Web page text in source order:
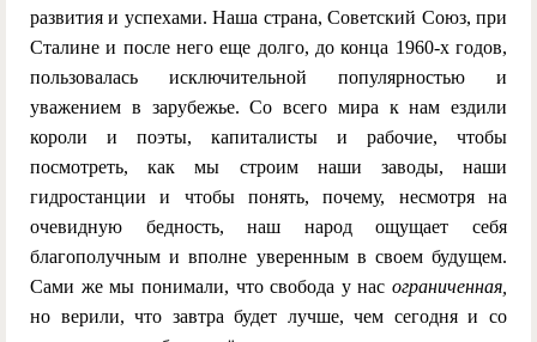
развития и успехами. Наша страна, Советский Союз, при
Сталине и после него еще долго, до конца 1960-х годов,
пользовалась исключительной популярностью и
уважением в зарубежье. Со всего мира к нам ездили
короли и поэты, капиталисты и рабочие, чтобы
посмотреть, как мы строим наши заводы, наши
гидростанции и чтобы понять, почему, несмотря на
очевидную бедность, наш народ ощущает себя
благополучным и вполне уверенным в своем будущем.
Сами же мы понимали, что свобода у нас ограниченная,
но верили, что завтра будет лучше, чем сегодня и со